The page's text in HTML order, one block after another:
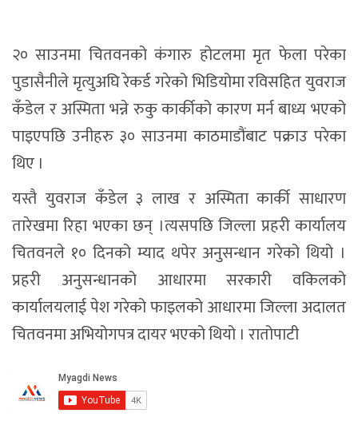
२० साउनमा चितवनको कंगारु होटलमा मृत फेला परेका
पुडासैनीले मृत्युअघि रेकर्ड गरेको भिडियोमा रविसहित युवराज
कँडेल र अस्मिता भन्ने रुकु कार्कीको कारण मर्न बाध्य भएको
पाइएपछि उनीहरु ३० साउनमा काठमाडौंबाट पक्राउ परेका
थिए ।
यस्तै युवराज कँडेल ३ लाख र अस्मिता कार्की साधारण
तारेखमा रिहा भएका छन् ।त्यसपछि जिल्ला प्रहरी कार्यालय
चितवनले १० दिनको म्याद थपेर अनुसन्धान गरेको थियो ।
प्रहरी अनुसन्धानको आधारमा सरकारी वकिलको
कार्यालयलाई पेश गरेको फाइलको आधारमा जिल्ला अदालत
चितवनमा अभियोगपत्र दायर भएको थियो । रातोपाटी